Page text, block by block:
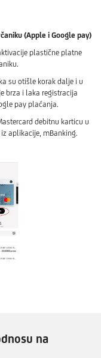
(Apple i Google pay)
plastične platne
su otišle korak dalje i u
brza i laka registracija
pay plaćanja.
debitnu karticu u
aplikacije, mBanking.
na